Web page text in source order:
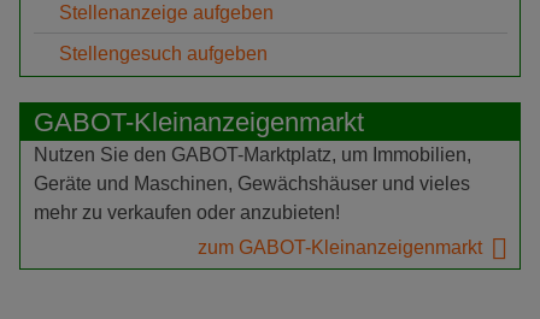
Stellenanzeige aufgeben
Stellengesuch aufgeben
GABOT-Kleinanzeigenmarkt
Nutzen Sie den GABOT-Marktplatz, um Immobilien,
Geräte und Maschinen, Gewächshäuser und vieles
mehr zu verkaufen oder anzubieten!
zum GABOT-Kleinanzeigenmarkt